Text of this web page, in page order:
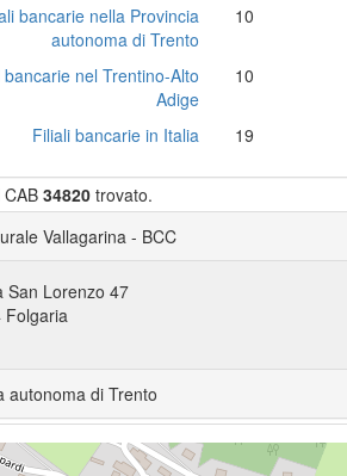
bancarie nella Provincia
autonoma di Trento
10
bancarie nel Trentino-Alto
Adige
10
Filiali bancarie in Italia 19
34820 trovato.
Vallagarina - BCC
San Lorenzo 47
Folgaria
autonoma di Trento